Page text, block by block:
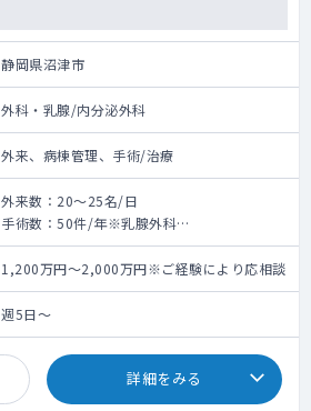
静岡県沼津市
外科・乳腺/内分泌外科
外来、病棟管理、手術/治療
外来数：20～25名/日
手術数：50件/年※乳腺外科
乳腺外科にて外来、病棟管理、手術のご対応
をお願いします。
詳しいお仕事内容はご相談の上、決定いたし
ます。
◇ 外来コマ数：2～3回／週、20～25名／コ
◇ 入院受持数：10名 ◇ 日当直回数：1～2回
1,200万円～2,000万円※ご経験により応相談
週5日～
詳細をみる